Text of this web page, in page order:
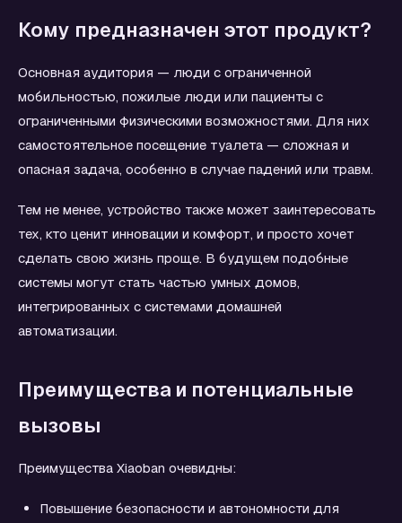
Кому предназначен этот продукт?
Основная аудитория — люди с ограниченной
мобильностью, пожилые люди или пациенты с
ограниченными физическими возможностями. Для них
самостоятельное посещение туалета — сложная и
опасная задача, особенно в случае падений или травм.
Тем не менее, устройство также может заинтересовать
тех, кто ценит инновации и комфорт, и просто хочет
сделать свою жизнь проще. В будущем подобные
системы могут стать частью умных домов,
интегрированных с системами домашней
автоматизации.
Преимущества и потенциальные
вызовы
Преимущества Xiaoban очевидны:
Повышение безопасности и автономности для